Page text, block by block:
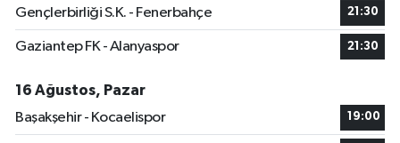
Gençlerbirliği S.K. - Fenerbahçe 21:30
Gaziantep FK - Alanyaspor 21:30
16 Ağustos, Pazar
Başakşehir - Kocaelispor
19:00